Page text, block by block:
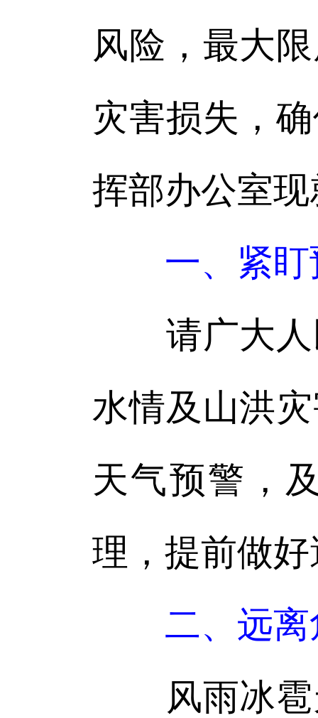
风险，最大
灾害损失，
挥部办公室
一、紧
请广大人
水情及山洪
天气预警，
理，提前做
二、远
风雨冰雹